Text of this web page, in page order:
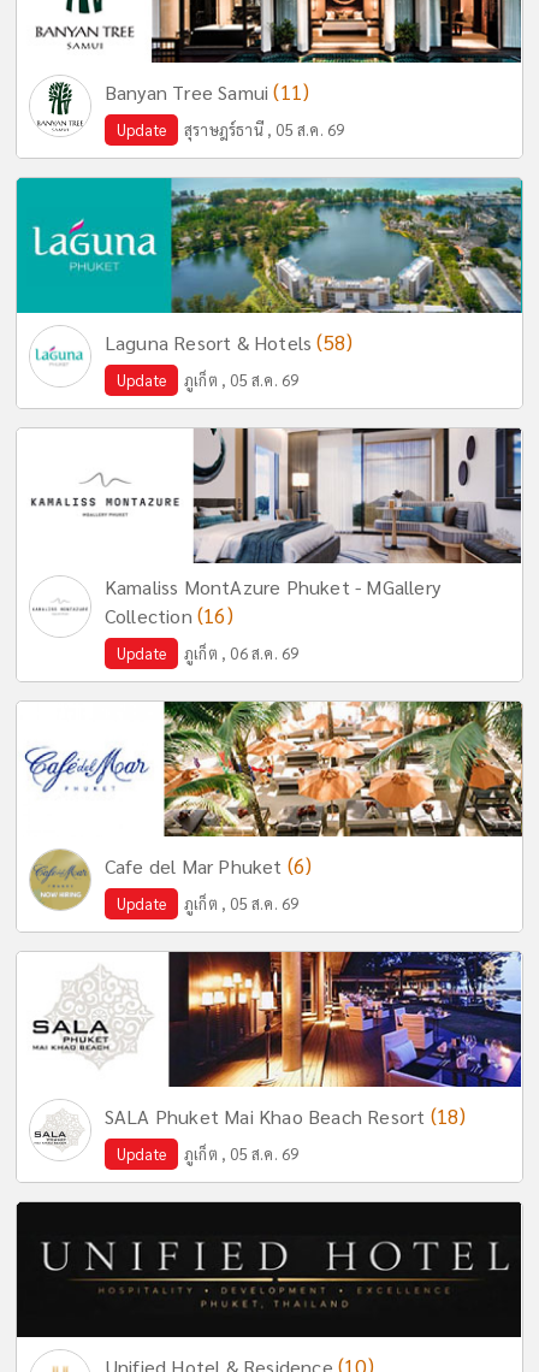
Banyan Tree Samui(11)
Update สุราษฎร์ธานี , 05 ส.ค. 69
Laguna Resort & Hotels(58)
Update ภูเก็ต , 05 ส.ค. 69
Kamaliss MontAzure Phuket - MGallery
Collection (16)
Update ภูเก็ต , 06 ส.ค. 69
Cafe del Mar Phuket (6)
Update ภูเก็ต , 05 ส.ค. 69
SALA Phuket Mai Khao Beach Resort (18)
Update ภูเก็ต , 05 ส.ค. 69
Unified Hotel & Residence (10)